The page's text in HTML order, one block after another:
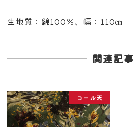
生地質：綿100％、幅：110㎝
関連記事
コール天